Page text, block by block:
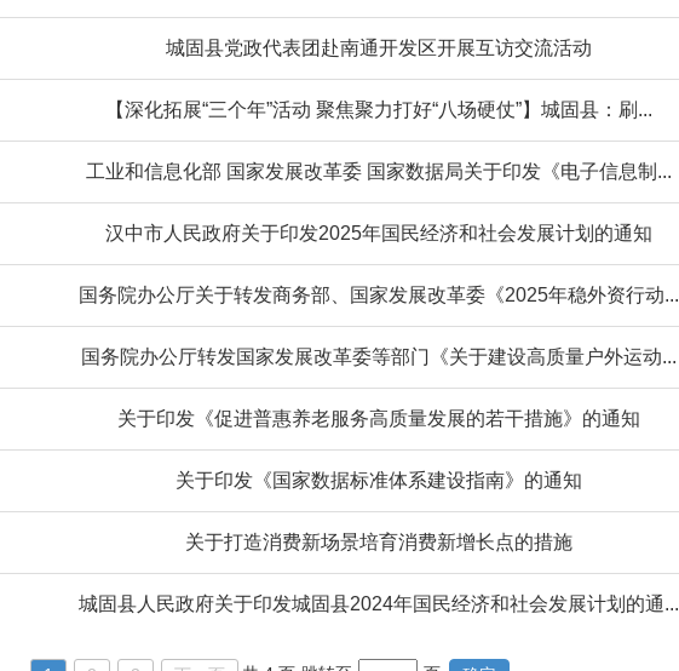
城固县党政代表团赴南通开发区开展互访交流活动
【深化拓展“三个年”活动 聚焦聚力打好“八场硬仗”】城固县：刷...
工业和信息化部 国家发展改革委 国家数据局关于印发《电子信息制...
汉中市人民政府关于印发2025年国民经济和社会发展计划的通知
国务院办公厅关于转发商务部、国家发展改革委《2025年稳外资行动...
国务院办公厅转发国家发展改革委等部门《关于建设高质量户外运动...
关于印发《促进普惠养老服务高质量发展的若干措施》的通知
关于印发《国家数据标准体系建设指南》的通知
关于打造消费新场景培育消费新增长点的措施
城固县人民政府关于印发城固县2024年国民经济和社会发展计划的通...